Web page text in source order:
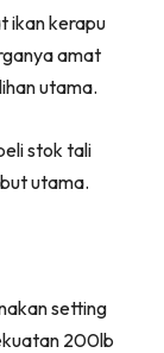
ikan kerapu
amat
utama.
stok tali
utama.
setting
200lb